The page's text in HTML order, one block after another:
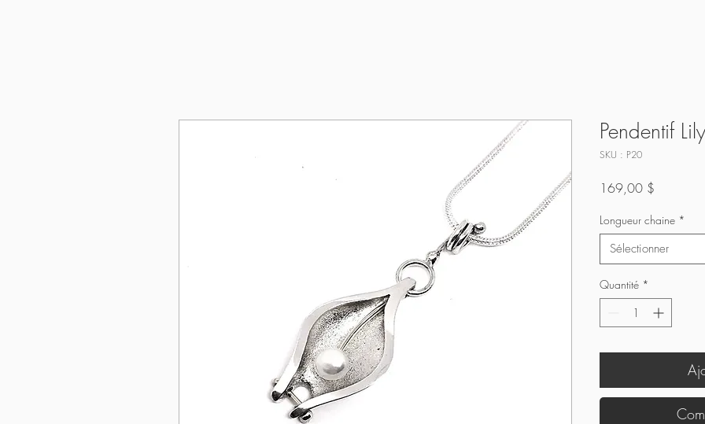
Pendentif Lily
SKU : P20
169,00 $
Longueur chaine *
Sélectionner
Quantité *